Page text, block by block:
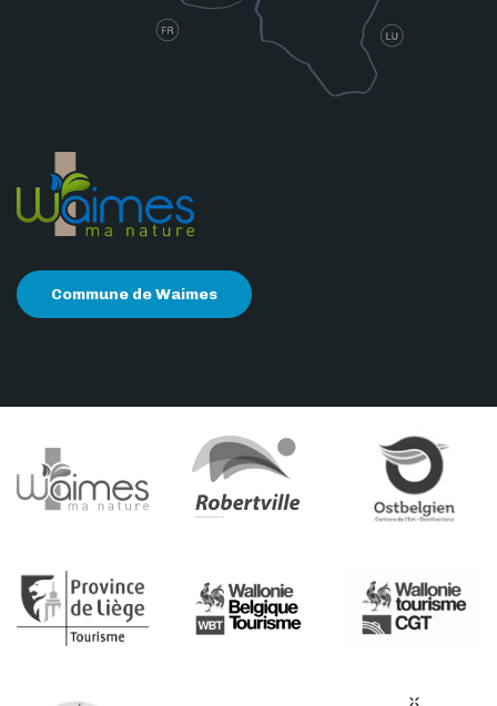
Commune de Waimes